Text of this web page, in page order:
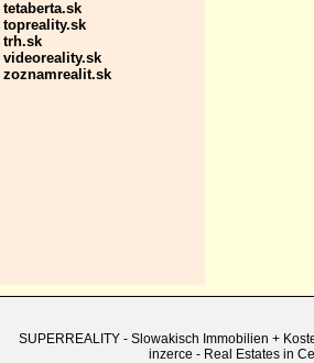
tetaberta.sk
topreality.sk
trh.sk
videoreality.sk
zoznamrealit.sk
SUPERREALITY - Slowakisch Immobilien +
inzerce - Real Estates in